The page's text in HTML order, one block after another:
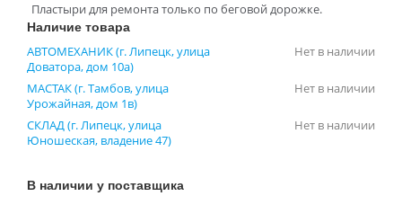
Пластыри для ремонта только по беговой дорожке.
Наличие товара
АВТОМЕХАНИК (г. Липецк, улица
Доватора, дом 10а)
Нет в наличии
МАСТАК (г. Тамбов, улица
Урожайная, дом 1в)
Нет в наличии
СКЛАД (г. Липецк, улица
Юношеская, владение 47)
Нет в наличии
В наличии у поставщика